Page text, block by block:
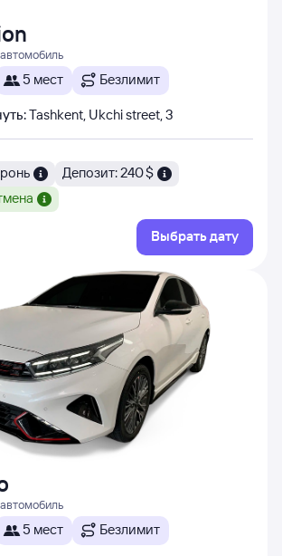
5 мест Безлимит
:Tashkent, Ukchi street, 3
Депозит: 240 $
Выбрать дату
5 мест Безлимит